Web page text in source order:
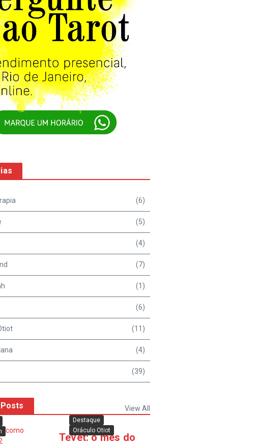
(6)
(5)
(4)
(7)
(1)
(6)
(11)
(4)
(39)
View All
Destaque
Oráculo Otiot
Tevet: o mês do